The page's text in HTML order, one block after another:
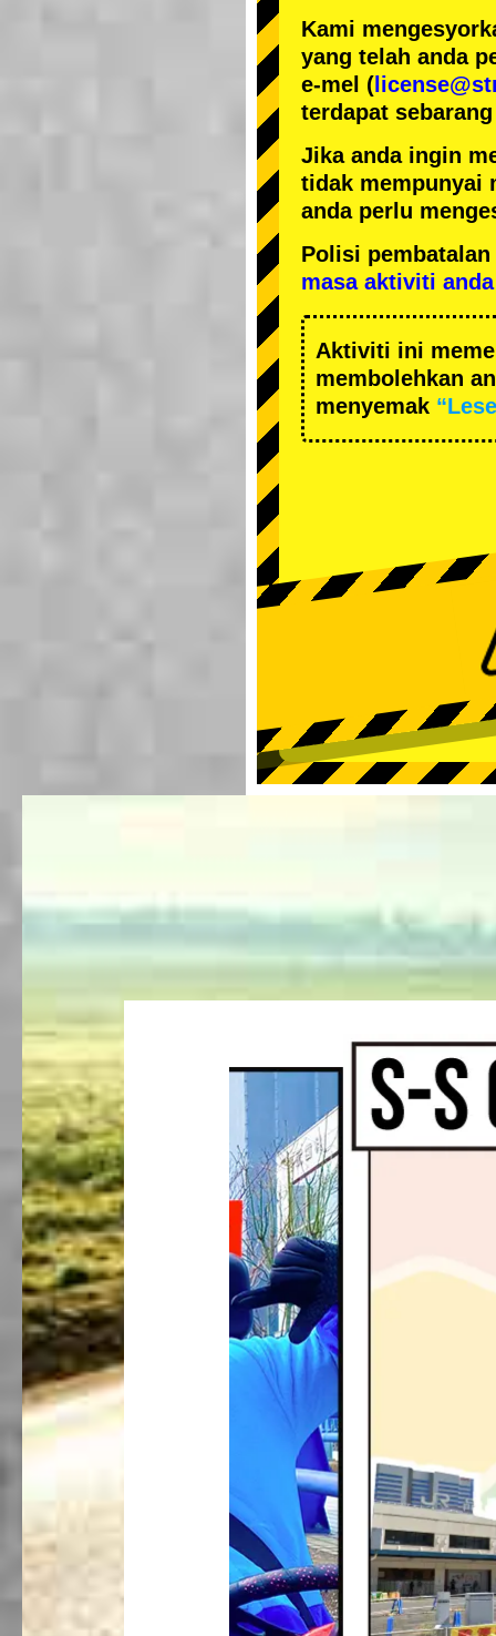
Kami
yang telah anda
e-mel (
terdapat
Jika anda ingin
tidak mempunyai
anda perlu
Polisi pembatalan
masa aktiviti anda
Aktiviti ini
membolehkan
menyemak